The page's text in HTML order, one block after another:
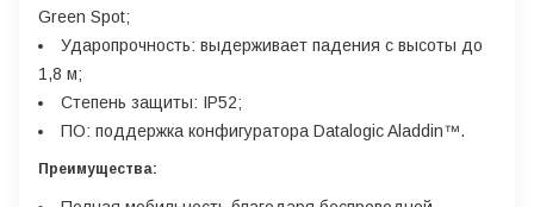
Green Spot;
Ударопрочность: выдерживает падения с высоты до
1,8 м;
Степень защиты: IP52;
ПО: поддержка конфигуратора Datalogic Aladdin™.
Преимущества: